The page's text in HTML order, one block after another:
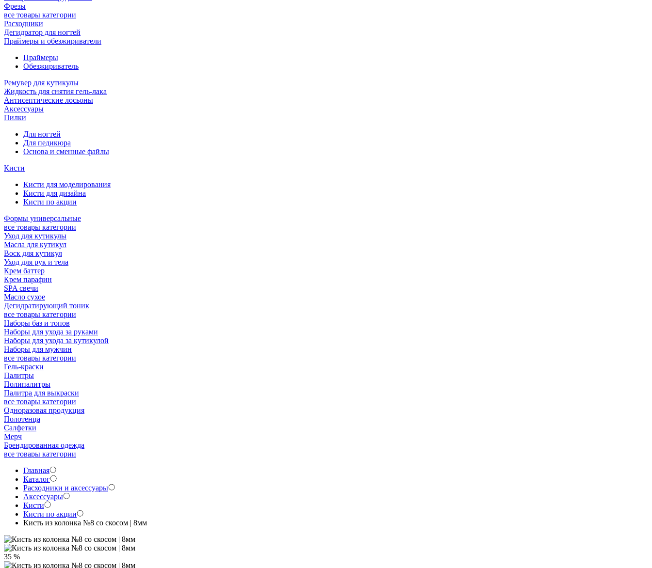
Фрезы
все товары категории
Расходники
Дегидратор для ногтей
Праймеры и обезжириватели
Праймеры
Обезжириватель
Ремувер для кутикулы
Жидкость для снятия гель-лака
Антисептические лосьоны
Аксессуары
Пилки
Для ногтей
Для педикюра
Основа и сменные файлы
Кисти
Кисти для моделирования
Кисти для дизайна
Кисти по акции
Формы универсальные
все товары категории
Уход для кутикулы
Масла для кутикул
Воск для кутикул
Уход для рук и тела
Крем баттер
Крем парафин
SPA свечи
Масло сухое
Дегидратирующий тоник
все товары категории
Наборы баз и топов
Наборы для ухода за руками
Наборы для ухода за кутикулой
Наборы для мужчин
все товары категории
Гель-краски
Палитры
Полипалитры
Палитра для выкраски
все товары категории
Одноразовая продукция
Полотенца
Салфетки
Мерч
Брендированная одежда
все товары категории
Главная
Каталог
Расходники и аксессуары
Аксессуары
Кисти
Кисти по акции
Кисть из колонка №8 со скосом | 8мм
35 %